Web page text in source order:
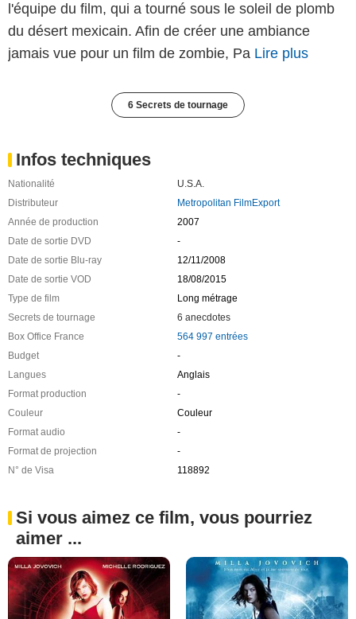
l'équipe du film, qui a tourné sous le soleil de plomb
du désert mexicain. Afin de créer une ambiance
jamais vue pour un film de zombie, Pa Lire plus
6 Secrets de tournage
Infos techniques
Nationalité
U.S.A.
Distributeur
Metropolitan FilmExport
Année de production
2007
Date de sortie DVD
-
Date de sortie Blu-ray
12/11/2008
Date de sortie VOD
18/08/2015
Type de film
Long métrage
Secrets de tournage
6 anecdotes
Box Office France
564 997 entrées
Budget
-
Langues
Anglais
Format production
-
Couleur
Couleur
Format audio
-
Format de projection
-
N° de Visa
118892
Si vous aimez ce film, vous pourriez
aimer ...